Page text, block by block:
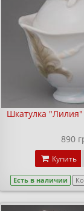
Шкатулка "Лилия"
890
Купить
Есть в наличии